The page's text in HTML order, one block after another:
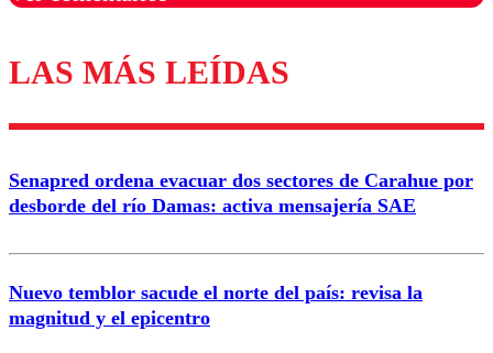
Los comentarios son moderados para garantizar un
diálogo respetuoso.
Nombre
Correo
LAS MÁS LEÍDAS
Senapred ordena evacuar dos sectores de Carahue por
desborde del río Damas: activa mensajería SAE
Nuevo temblor sacude el norte del país: revisa la
magnitud y el epicentro